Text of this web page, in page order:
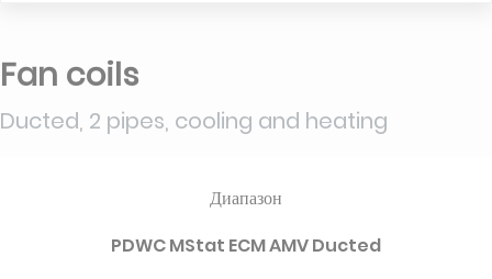
Fan coils
Ducted, 2 pipes, cooling and heating
Диапазон
PDWC MStat ECM AMV Ducted